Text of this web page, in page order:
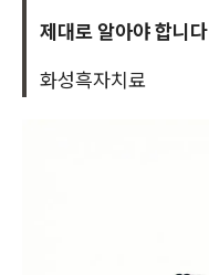
제대로 알아야 합니다
화성흑자치료